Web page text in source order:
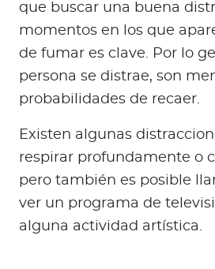
que buscar una buena
momentos en los que
de fumar es clave. Por lo
persona se distrae, son
probabilidades de recaer.
Existen algunas
respirar profundamente o
pero también es posible
ver un programa de
alguna actividad artística.